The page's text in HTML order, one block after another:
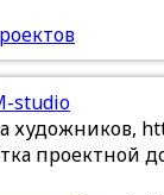
studio
художников,
проектной